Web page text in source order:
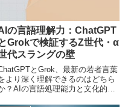
の言語理解力：ChatGPT
Grokで検証するZ世代・α
代スラングの壁
とGrok、最新の若者言葉
より深く理解できるのはどちら
？AIの言語処理能力と文化的な